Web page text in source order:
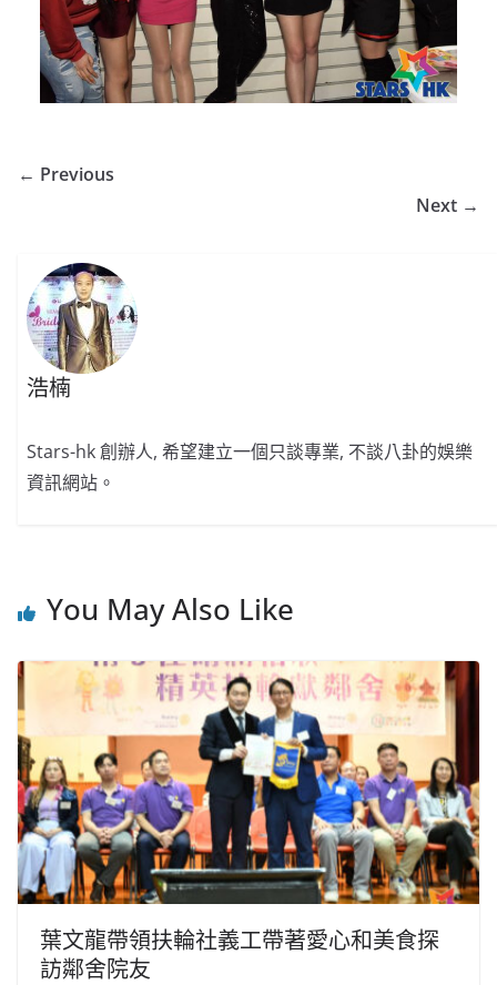
← Previous
Next →
浩楠
Stars-hk 創辦人, 希望建立一個只談專業, 不談八卦的娛樂
資訊網站。
You May Also Like
葉文龍帶領扶輪社義工帶著愛心和美食探
訪鄰舍院友